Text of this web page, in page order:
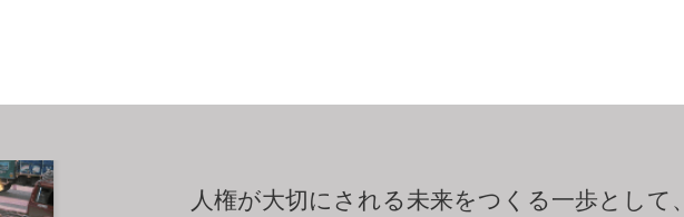
人権が大切にされる未来をつくる一歩として、